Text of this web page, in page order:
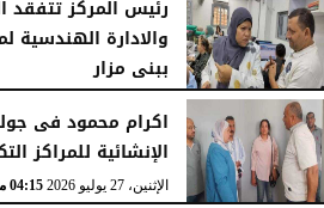
رئيس المركز تتفقد
والادارة الهندسية
ببنى مزار
الأربعاء، 29 يوليو 2026 02:03 مـ
اكرام محمود فى
الإنشائية للمراكز
الإثنين، 27 يوليو 2026 04:15 مـ